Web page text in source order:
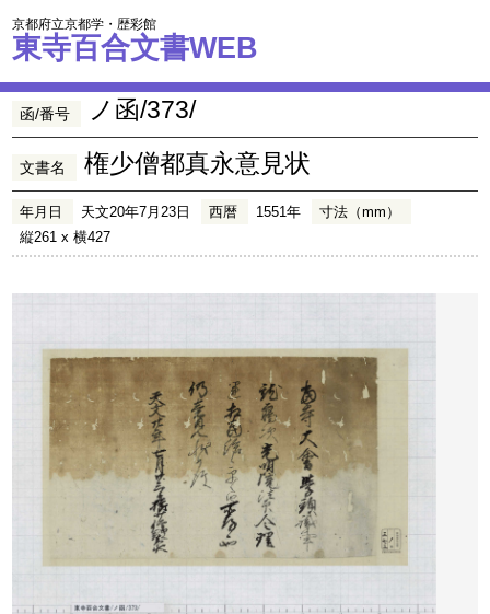
京都府立京都学・歴彩館
東寺百合文書WEB
函/番号 ノ函/373/
文書名 権少僧都真永意見状
年月日 天文20年7月23日 西暦 1551年
寸法（mm）
縦261 x 横427